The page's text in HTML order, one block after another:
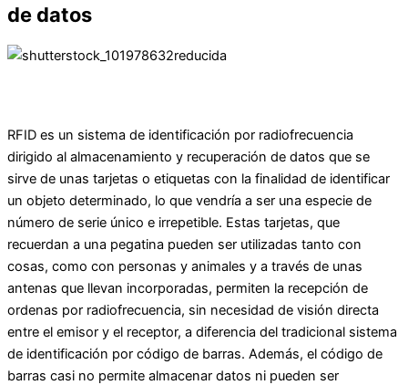
de datos
RFID es un sistema de identificación por radiofrecuencia
dirigido al almacenamiento y recuperación de datos que se
sirve de unas tarjetas o etiquetas con la finalidad de identificar
un objeto determinado, lo que vendría a ser una especie de
número de serie único e irrepetible. Estas tarjetas, que
recuerdan a una pegatina pueden ser utilizadas tanto con
cosas, como con personas y animales y a través de unas
antenas que llevan incorporadas, permiten la recepción de
ordenas por radiofrecuencia, sin necesidad de visión directa
entre el emisor y el receptor, a diferencia del tradicional sistema
de identificación por código de barras. Además, el código de
barras casi no permite almacenar datos ni pueden ser